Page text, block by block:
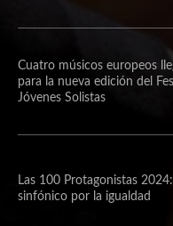
Cuatro músicos europeos
para la nueva edición del
Jóvenes Solistas
Las 100 Protagonistas
sinfónico por la igualdad